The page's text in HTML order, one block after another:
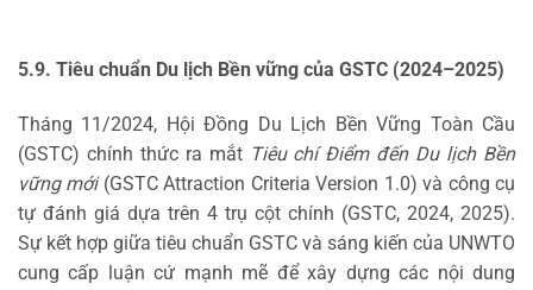
5.9. Tiêu chuẩn Du lịch Bền vững của GSTC (2024–2025)
Tháng 11/2024, Hội Đồng Du Lịch Bền Vững Toàn Cầu
(GSTC) chính thức ra mắt Tiêu chí Điểm đến Du lịch Bền
vững mới(GSTC Attraction Criteria Version 1.0) và công cụ
tự đánh giá dựa trên 4 trụ cột chính (GSTC, 2024, 2025).
Sự kết hợp giữa tiêu chuẩn GSTC và sáng kiến của UNWTO
cung cấp luận cứ mạnh mẽ để xây dựng các nội dung